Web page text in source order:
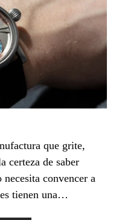
que grite,
certeza de saber
convencer a
tienen una…